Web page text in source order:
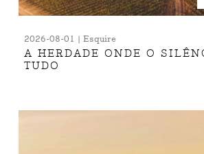
2026-08-01 | Esquire
A HERDADE ONDE O
TUDO